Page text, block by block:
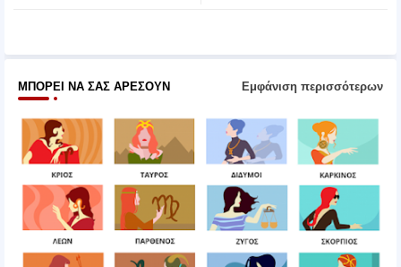
ΜΠΟΡΕΊ ΝΑ ΣΑΣ ΑΡΈΣΟΥΝ Εμφάνιση περισσότερων